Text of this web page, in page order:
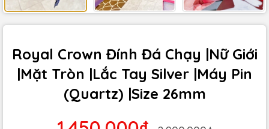
Royal Crown Đính Đá Chạy |Nữ Giới
|Mặt Tròn |Lắc Tay Silver |Máy Pin
(Quartz) |Size 26mm